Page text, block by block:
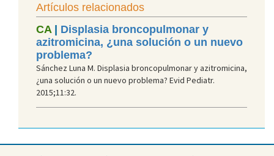
Artículos relacionados
CA | Displasia broncopulmonar y
azitromicina, ¿una solución o un nuevo
problema?
Sánchez Luna M. Displasia broncopulmonar y azitromicina,
¿una solución o un nuevo problema? Evid Pediatr.
2015;11:32.